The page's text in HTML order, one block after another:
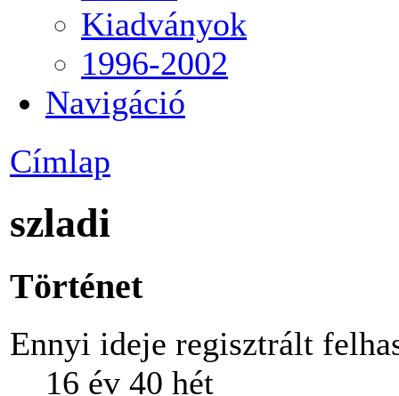
Kiadványok
1996-2002
Navigáció
Címlap
szladi
Történet
Ennyi ideje regisztrált
16 év 40 hét